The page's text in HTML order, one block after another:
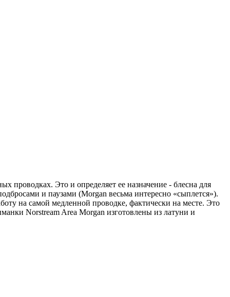
проводках. Это и определяет ее назначение - блесна для
и паузами (Morgan весьма интересно «сыплется»).
на самой медленной проводке, фактически на месте. Это
Norstream Area Morgan изготовлены из латуни и